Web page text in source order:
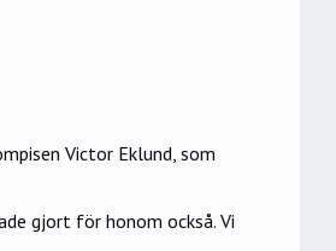
Victor Eklund, som
gjort för honom också. Vi